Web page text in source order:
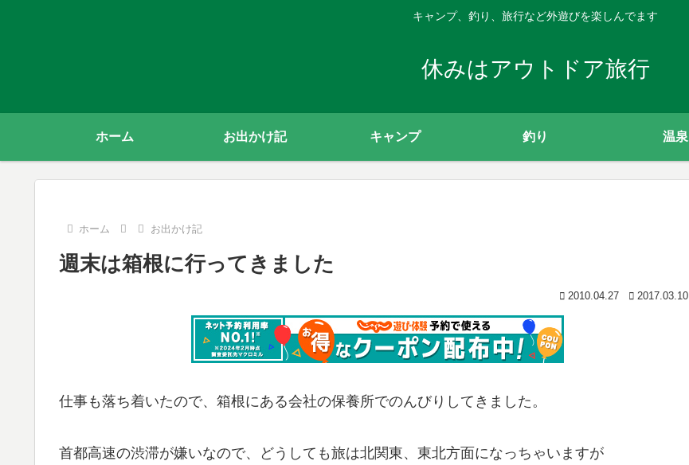
キャンプ、釣り、旅行など外遊びを楽しんでます
休みはアウトドア旅行
ホーム お出かけ記 キャンプ 釣り 温泉
ホーム お出かけ記
週末は箱根に行ってきました
2010.04.27 2017.03.10
仕事も落ち着いたので、箱根にある会社の保養所でのんびりしてきました。
首都高速の渋滞が嫌いなので、どうしても旅は北関東、東北方面になっちゃいますが